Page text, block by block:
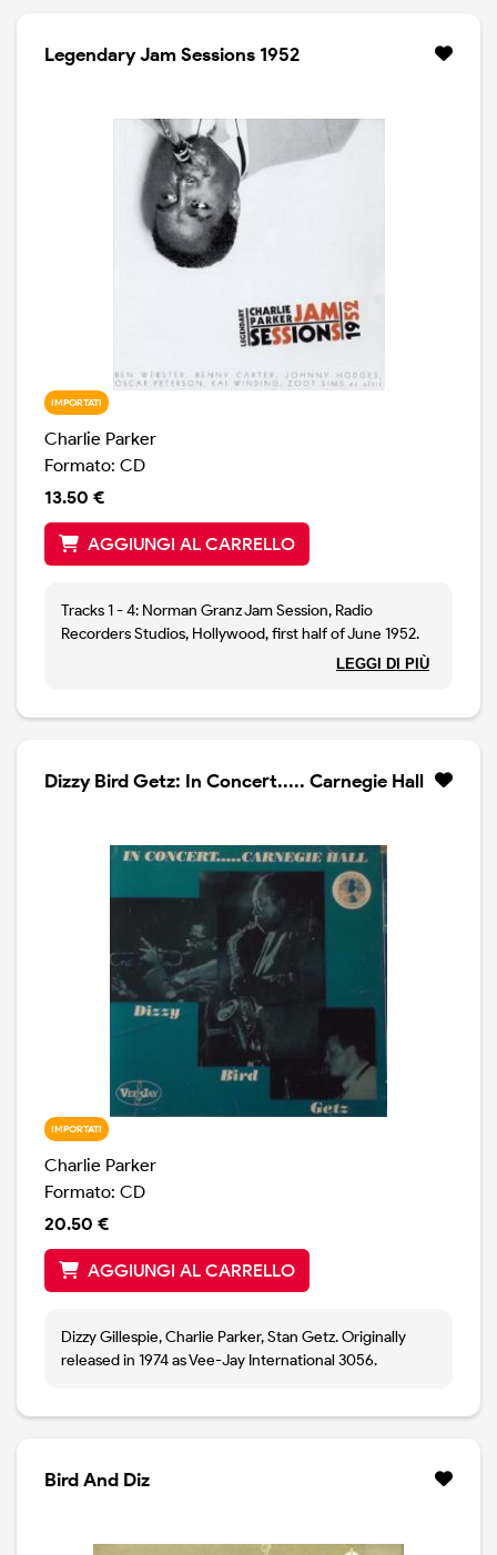
Legendary Jam Sessions 1952
IMPORTATI
Charlie Parker
Formato: CD
13.50 €
AGGIUNGI AL CARRELLO
Tracks 1 - 4: Norman Granz Jam Session, Radio
Recorders Studios, Hollywood, first half of June 1952.
Tracks 5 - 7: Jazz at Midnight Jam Session, Howard
Kassel, Shavers, Phillips, Webster, Peterson.
BALLAD MEDLEY: Kessel, Parker, Webster, Hodges,
JAM BLUES: Phillips, Carter, Peterson. Parker, Kessel,
Webster, Hodges, Shavers.
WHAT IS THIS THING CALLED LOVE: Peterson,
Webster, Shavers, Hodges, Kessel, Carter, Philliops,
Parker, Peterson, Brown followed by 3 chouruses of 4
bars exchanges: Carter, Webster, Hodges, Phillips,
Shavers, Parker
LEGGI DI PIÙ
Dizzy Bird Getz: In Concert..... Carnegie Hall
IMPORTATI
Charlie Parker
Formato: CD
20.50 €
AGGIUNGI AL CARRELLO
Dizzy Gillespie, Charlie Parker, Stan Getz. Originally
released in 1974 as Vee-Jay International 3056.
Bird And Diz